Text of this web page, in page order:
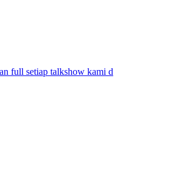
full setiap talkshow kami d